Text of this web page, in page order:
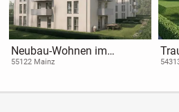
Neubau-Wohnen im
Mainzer Münchfeld
55122 Mainz